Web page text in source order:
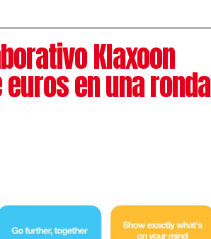
Klaxoon
en una ronda